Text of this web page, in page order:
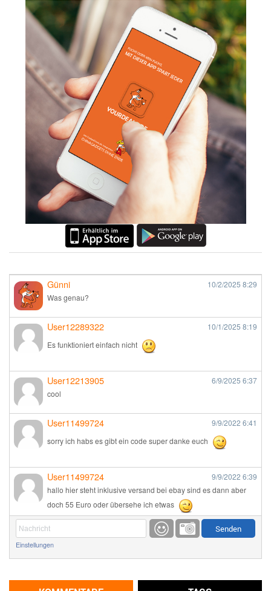
Günni 10/2/2025 8:29
Was genau?
User12289322 10/1/2025 8:19
Es funktioniert einfach nicht
User12213905 6/9/2025 6:37
cool
User11499724 9/9/2022 6:41
sorry ich habs es gibt ein code super danke euch
User11499724 9/9/2022 6:39
hallo hier steht inklusive versand bei ebay sind es dann aber
doch 55 Euro oder übersehe ich etwas
Günni 9/1/20226:17
Einstellungen